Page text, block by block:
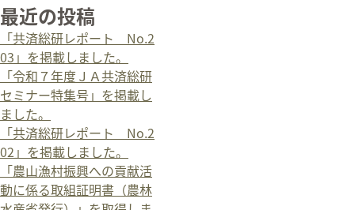
最近の投稿
「共済総研レポート No.2
03」を掲載しました。
「令和７年度ＪＡ共済総研
セミナー特集号」を掲載し
ました。
「共済総研レポート No.2
02」を掲載しました。
「農山漁村振興への貢献活
動に係る取組証明書（農林